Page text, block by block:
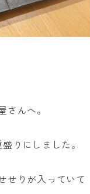
さんへ。
りにしました。
せりが入っていて